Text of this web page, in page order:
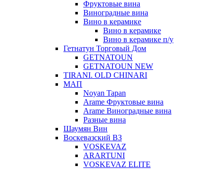
Фруктовые вина
Виноградные вина
Вино в керамике
Вино в керамике
Вино в керамике п/у
Гетнатун Торговый Дом
GETNATOUN
GETNATOUN NEW
TIRANI. OLD CHINARI
МАП
Noyan Tapan
Arame Фруктовые вина
Arame Виноградные вина
Разные вина
Шаумян Вин
Воскевазский ВЗ
VOSKEVAZ
ARARTUNI
VOSKEVAZ ELITE